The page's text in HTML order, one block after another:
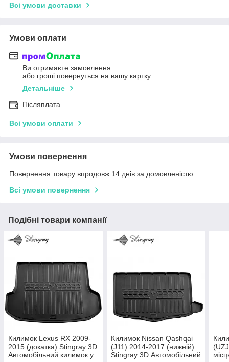
Всі умови доставки
Умови оплати
Ви отримаєте замовлення
або гроші повернуться на вашу картку
Детальніше
Післяплата
Всі умови оплати
Умови повернення
Повернення товару впродовж 14 днів за домовленістю
Всі умови повернення
Подібні товари компанії
Килимок Lexus RX 2009-
2015 (докатка) Stingray 3D
Автомобільний килимок у
Килимок Nissan Qashqai
(J11) 2014-2017 (нижній)
Stingray 3D Автомобільний